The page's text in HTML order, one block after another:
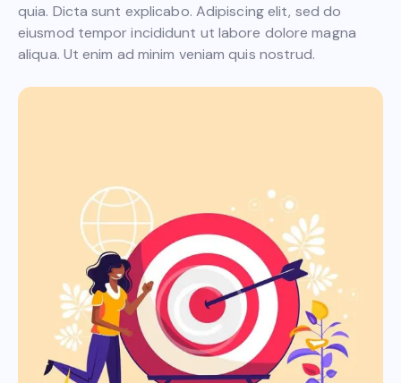
quia. Dicta sunt explicabo. Adipiscing elit, sed do
eiusmod tempor incididunt ut labore dolore magna
aliqua. Ut enim ad minim veniam quis nostrud.